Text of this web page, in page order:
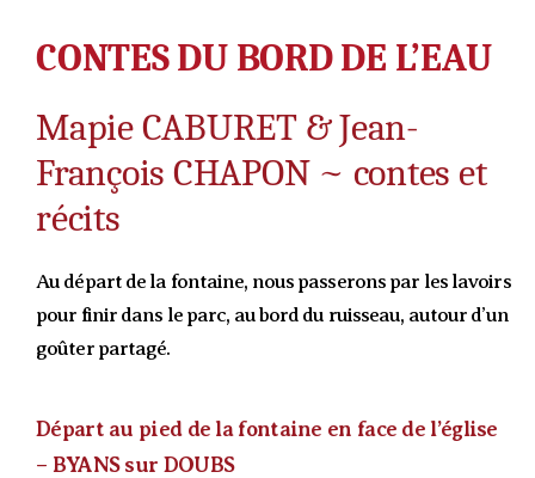
CONTES DU BORD DE L’EAU
Mapie CABURET & Jean-
François CHAPON ~ contes et
récits
Au départ de la fontaine, nous passerons par les lavoirs
pour finir dans le parc, au bord du ruisseau, autour d’un
goûter partagé.
Départ au pied de la fontaine en face de l’église
– BYANS sur DOUBS